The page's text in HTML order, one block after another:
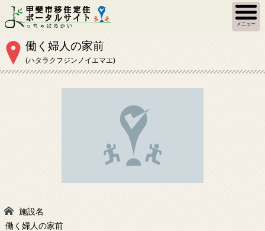
メニュー
働く婦人の家前
(ハタラクフジンノイエマエ)
施設名
働く婦人の家前